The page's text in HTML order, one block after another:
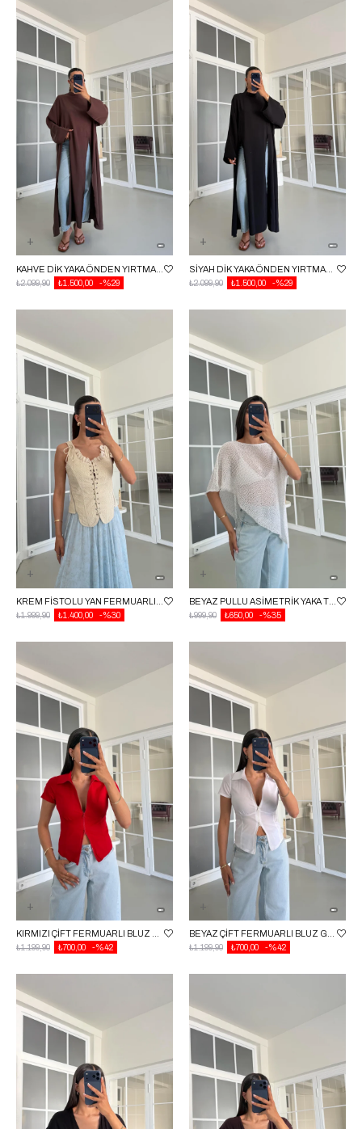
%29
₺1.500,00
₺2.099,90
%29
₺1.500,00
₺2.099,90
%30
₺1.400,00
₺1.999,90
%35
₺650,00
₺999,90
KIRMIZI ÇIFT FERMUARLI BLUZ GAUS-01604
%42
₺700,00
₺1.199,90
BEYAZ ÇIFT FERMUARLI BLUZ GAUS-01604
%42
₺700,00
₺1.199,90